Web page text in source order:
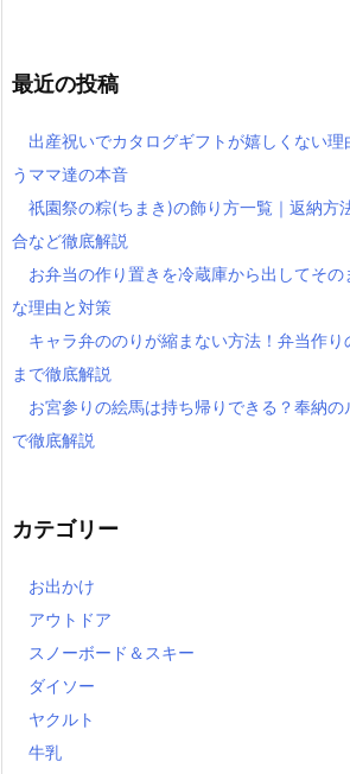
最近の投稿
出産祝いでカタログギフトが嬉しくない
うママ達の本音
祇園祭の粽(ちまき)の飾り方一覧｜返納方
合など徹底解説
お弁当の作り置きを冷蔵庫から出してそ
な理由と対策
キャラ弁ののりが縮まない方法！弁当作
まで徹底解説
お宮参りの絵馬は持ち帰りできる？奉納の
で徹底解説
カテゴリー
お出かけ
アウトドア
スノーボード＆スキー
ダイソー
ヤクルト
牛乳